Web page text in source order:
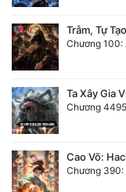
Trẫm, Tự
Chương 100:
Ta Xây Gia
Chương
Cao Võ:
Chương 390: